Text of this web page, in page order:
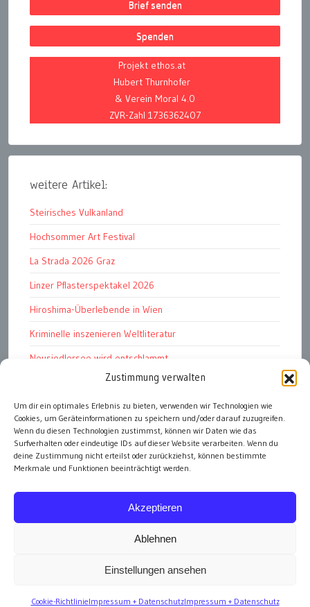
Zustimmung verwalten
Um dir ein optimales Erlebnis zu bieten, verwenden wir Technologien wie
Cookies, um Geräteinformationen zu speichern und/oder darauf zuzugreifen.
Wenn du diesen Technologien zustimmst, können wir Daten wie das
Surfverhalten oder eindeutige IDs auf dieser Website verarbeiten. Wenn du
deine Zustimmung nicht erteilst oder zurückziehst, können bestimmte
Merkmale und Funktionen beeinträchtigt werden.
Akzeptieren
Ablehnen
Einstellungen ansehen
Cookie-RichtlinieImpressum + DatenschutzImpressum + Datenschutz
Brief senden
Spenden
Projekt ethos.at
Hubert Thurnhofer
& Verein Moral 4.0
ZVR-Zahl 1736362407
weitere Artikel:
Steirisches Vulkanland
Hochsommer Art Festival
La Strada 2026 Graz
Linzer Pflasterspektakel 2026
Hiroshima-Überlebende in Wien
Kriminelle inszenieren Weltliteratur
Neusiedlersee wird entschlammt
TKG wünscht besinnliches Weihnachtsfest
Fußball WM 2026: „historisch“
Die Wichtigen
alle Artikel
Impressum